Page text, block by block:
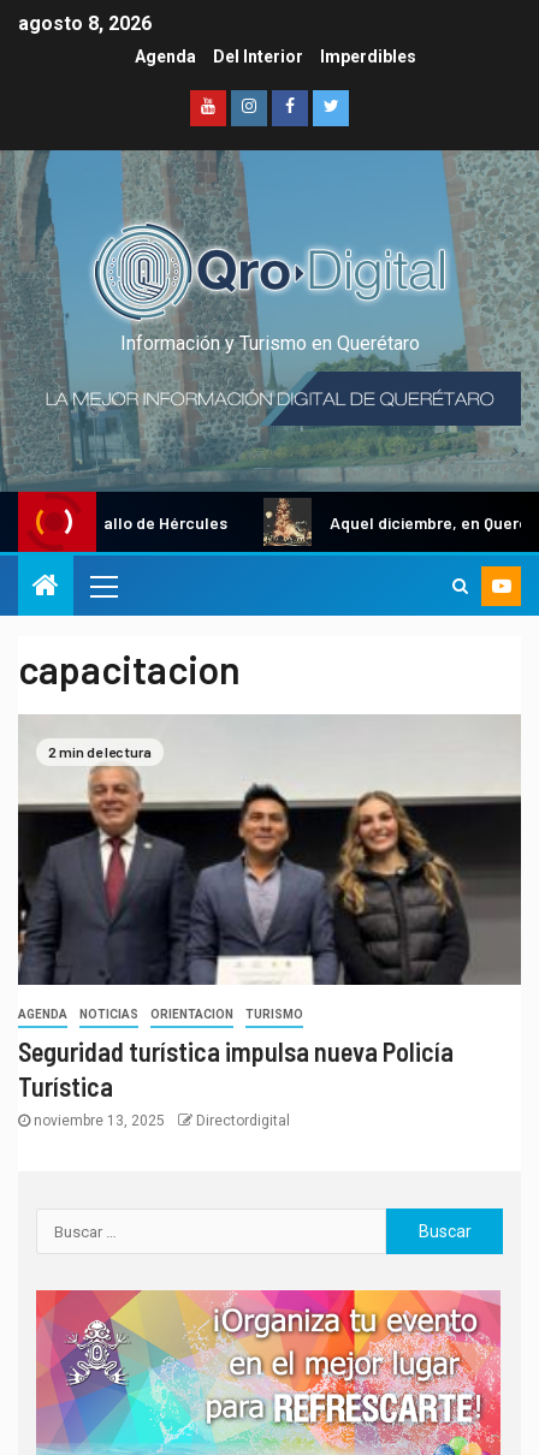
agosto 8, 2026
Agenda Del Interior Imperdibles
Información y Turismo en Querétaro
Gallo de Hércules Aquel diciembre, en Querétaro
capacitacion
2 min de lectura
AGENDA NOTICIAS ORIENTACION TURISMO
Seguridad turística impulsa nueva Policía
Turística
noviembre 13, 2025 Directordigital